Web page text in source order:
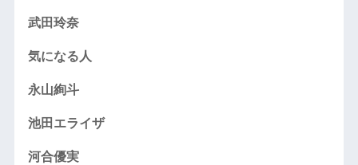
武田玲奈
気になる人
永山絢斗
池田エライザ
河合優実